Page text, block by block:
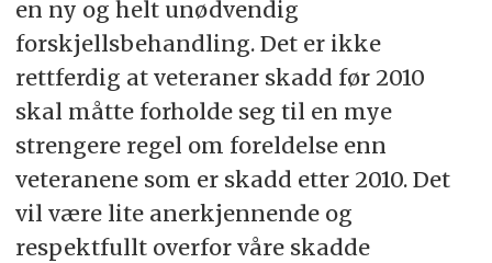
en ny og helt unødvendig
forskjellsbehandling. Det er ikke
rettferdig at veteraner skadd før 2010
skal måtte forholde seg til en mye
strengere regel om foreldelse enn
veteranene som er skadd etter 2010. Det
vil være lite anerkjennende og
respektfullt overfor våre skadde